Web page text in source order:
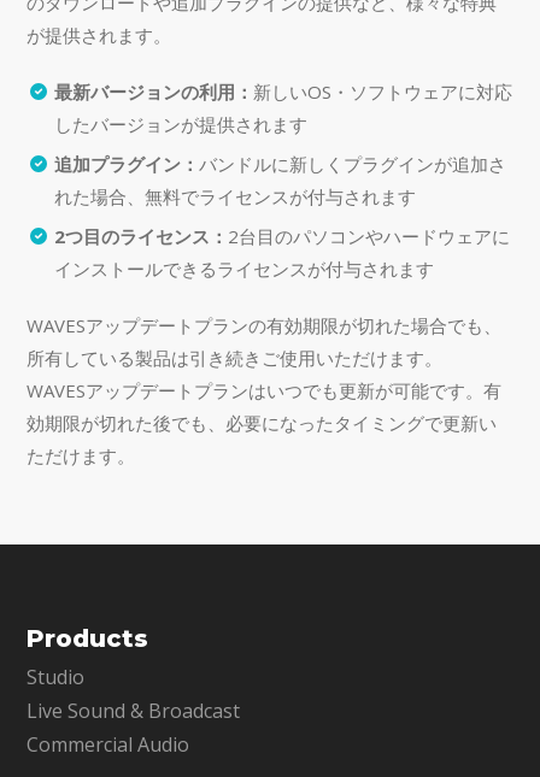
が提供されます。
最新バージョンの利用： 新しいOS・ソフトウェアに対応
したバージョンが提供されます
追加プラグイン： バンドルに新しくプラグインが追加さ
れた場合、無料でライセンスが付与されます
2つ目のライセンス： 2台目のパソコンやハードウェアに
インストールできるライセンスが付与されます
WAVESアップデートプランの有効期限が切れた場合でも、
所有している製品は引き続きご使用いただけます。
WAVESアップデートプランはいつでも更新が可能です。有
効期限が切れた後でも、必要になったタイミングで更新い
ただけます。
Products
Studio
Live Sound & Broadcast
Commercial Audio